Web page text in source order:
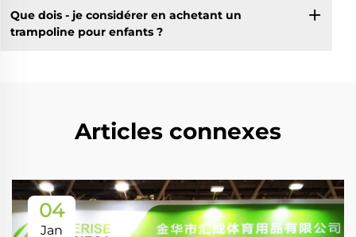
Que dois - je considérer en achetant un
trampoline pour enfants ?
Articles connexes
04
Jan